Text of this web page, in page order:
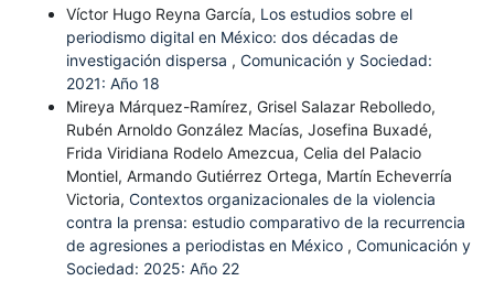
Víctor Hugo Reyna García, Los estudios sobre el
periodismo digital en México: dos décadas de
investigación dispersa , Comunicación y Sociedad:
2021: Año 18
Mireya Márquez-Ramírez, Grisel Salazar Rebolledo,
Rubén Arnoldo González Macías, Josefina Buxadé,
Frida Viridiana Rodelo Amezcua, Celia del Palacio
Montiel, Armando Gutiérrez Ortega, Martín Echeverría
Victoria, Contextos organizacionales de la violencia
contra la prensa: estudio comparativo de la recurrencia
de agresiones a periodistas en México , Comunicación y
Sociedad: 2025: Año 22